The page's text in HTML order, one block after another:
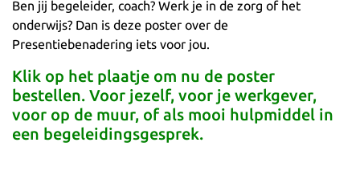
Ben jij begeleider, coach? Werk je in de zorg of het
onderwijs? Dan is deze poster over de
Presentiebenadering iets voor jou.
Klik op het plaatje om nu de poster
bestellen. Voor jezelf, voor je werkgever,
voor op de muur, of als mooi hulpmiddel in
een begeleidingsgesprek.